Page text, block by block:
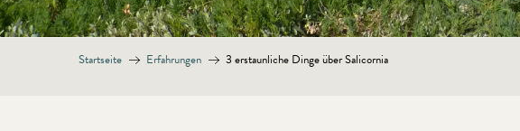
Startseite Erfahrungen 3 erstaunliche Dinge über Salicornia